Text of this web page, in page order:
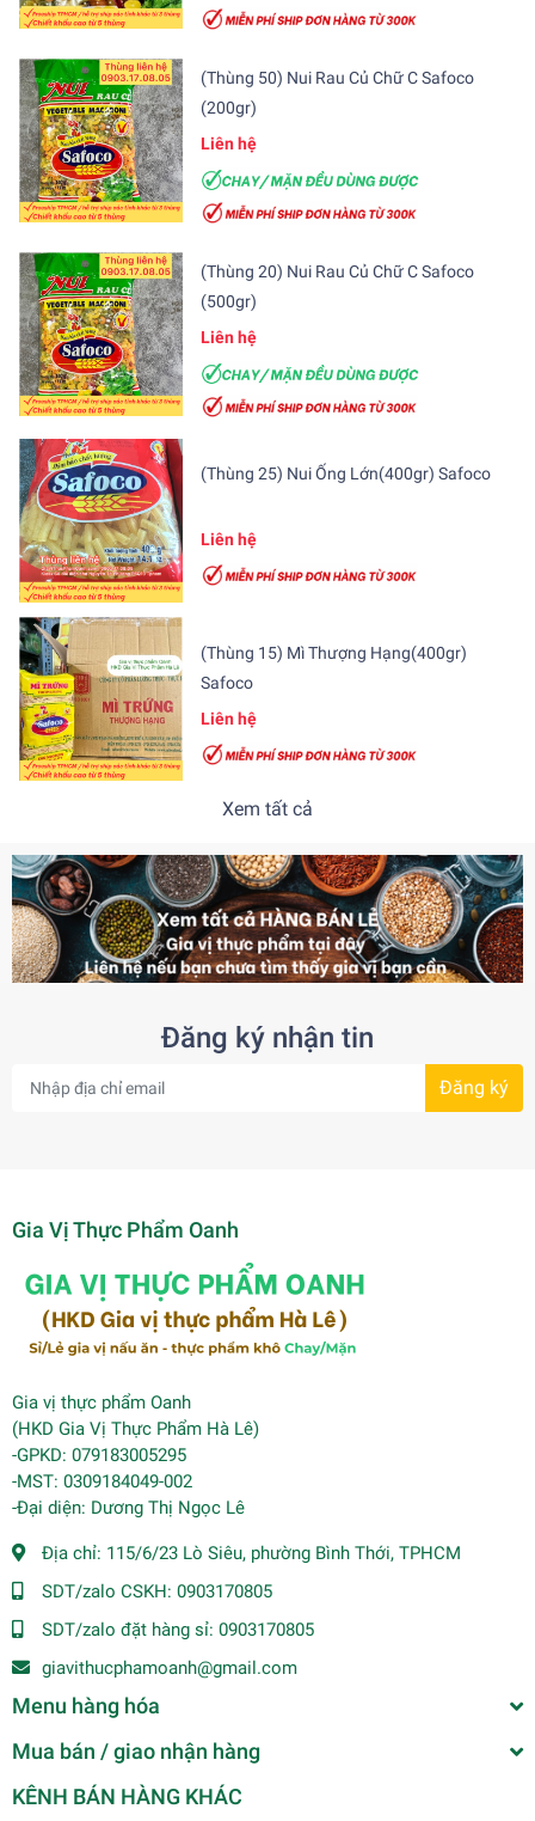
(Thùng 50) Nui Rau Củ Chữ C Safoco
(200gr)
Liên hệ
(Thùng 20) Nui Rau Củ Chữ C Safoco
(500gr)
Liên hệ
(Thùng 25) Nui Ống Lớn(400gr) Safoco
Liên hệ
(Thùng 15) Mì Thượng Hạng(400gr)
Safoco
Liên hệ
Xem tất cả
Đăng ký nhận tin
Đăng ký
Gia Vị Thực Phẩm Oanh
Gia vị thực phẩm Oanh
(HKD Gia Vị Thực Phẩm Hà Lê)
-GPKD: 079183005295
-MST: 0309184049-002
-Đại diện: Dương Thị Ngọc Lê
Địa chỉ: 115/6/23 Lò Siêu, phường Bình Thới, TPHCM
SDT/zalo CSKH: 0903170805
SDT/zalo đặt hàng sỉ: 0903170805
giavithucphamoanh@gmail.com
Menu hàng hóa
Mua bán / giao nhận hàng
KÊNH BÁN HÀNG KHÁC